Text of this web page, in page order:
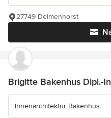
27749 Delmenhorst
Brigitte Bakenhus Dipl.-
Innenarchitektur Bakenhus